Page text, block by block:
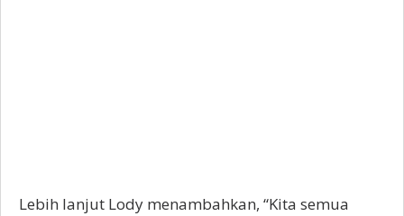
Lebih lanjut Lody menambahkan, “Kita semua